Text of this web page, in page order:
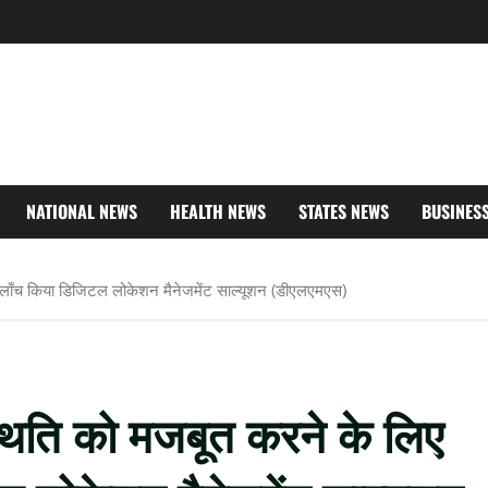
NATIONAL NEWS HEALTH NEWS STATES NEWS
किया डिजिटल लोकेशन मैनेजमेंट साल्यूशन (डीएलएमएस)
को मजबूत करने के लिए